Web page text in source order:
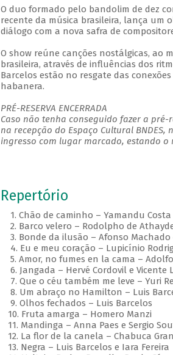
O duo formado pelo bandolim de dez
recente da música brasileira, lança um
diálogo com a nova safra de
O show reúne canções nostálgicas, ao
brasileira, através de influências dos
Barcelos estão no resgate das
habanera.
PRÉ-RESERVA ENCERRADA
Caso não tenha conseguido fazer a
na recepção do Espaço Cultural
ingresso com lugar marcado, estando
Repertório
1. Chão de caminho – Yamandu Costa
2. Barco velero – Rodolpho de
3. Bonde da ilusão – Afonso Machado
4. Eu e meu coração – Lupicínio
5. Amor, no fumes en la cama –
6. Jangada – Hervé Cordovil e Vicente
7. Que o céu também me leve – Yuri
8. Um abraço no Hamilton – Luis
9. Olhos fechados – Luis Barcelos
10. Fruta amarga – Homero Manzi
11. Mandinga – Anna Paes e Sergio
12. La flor de la canela – Chabuca
13. Negra – Luis Barcelos e Iara Fereira